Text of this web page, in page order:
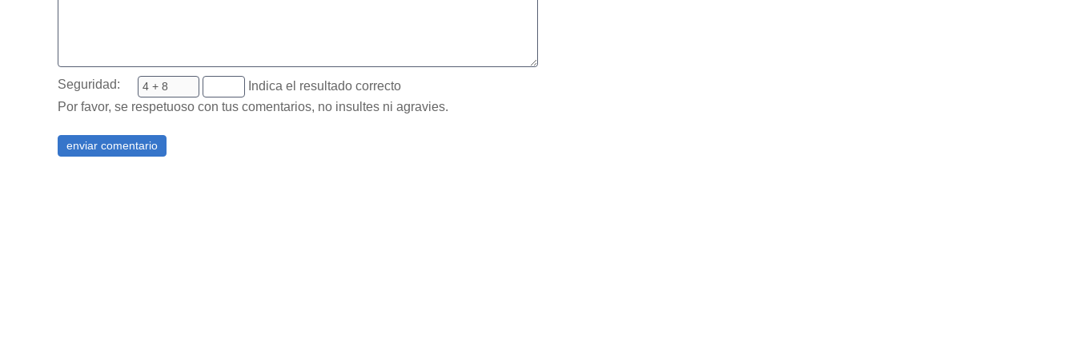
Seguridad:
Indica el resultado correcto
Por favor, se respetuoso con tus comentarios, no insultes ni agravies.